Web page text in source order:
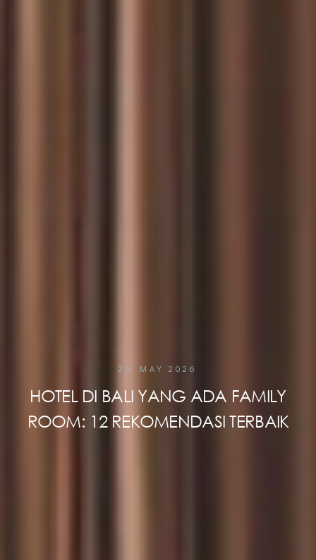
26 MAY 2026
HOTEL DI BALI YANG ADA FAMILY
ROOM: 12 REKOMENDASI TERBAIK